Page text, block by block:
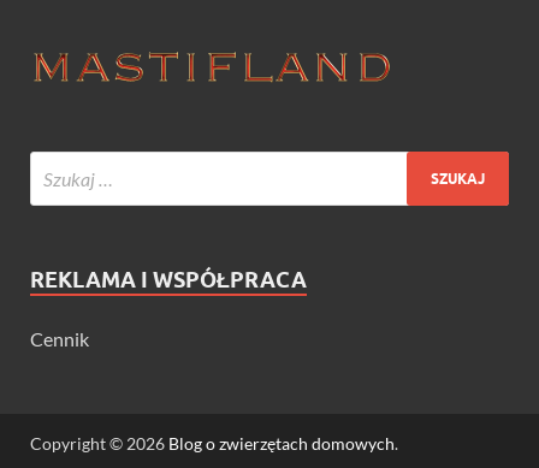
REKLAMA I WSPÓŁPRACA
Cennik
Copyright © 2026 Blog o zwierzętach domowych.